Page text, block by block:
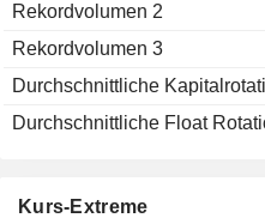
Rekordvolumen 2
Rekordvolumen 3
Durchschnittliche
Durchschnittliche Float
Kurs-Extreme